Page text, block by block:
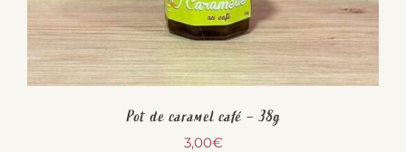
Pot de caramel café – 38g
3,00€